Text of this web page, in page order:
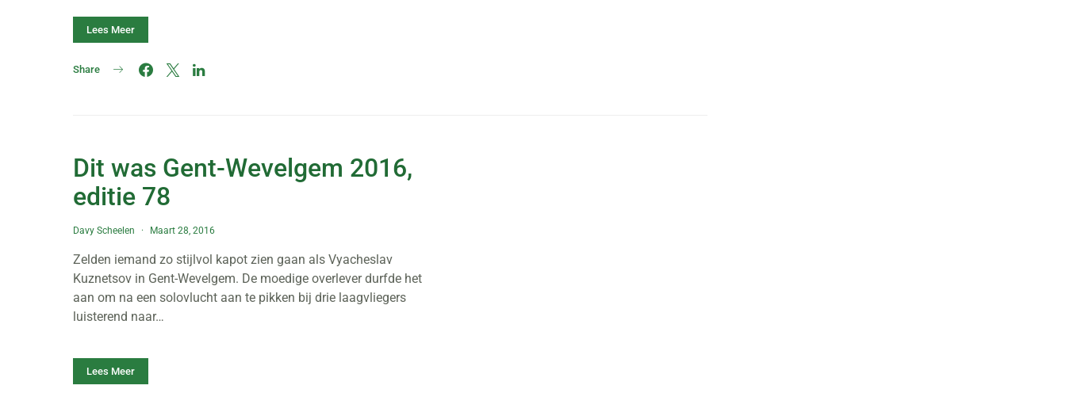
Lees Meer
Share
Dit was Gent-Wevelgem 2016,
editie 78
Davy Scheelen Maart 28, 2016
Zelden iemand zo stijlvol kapot zien gaan als Vyacheslav
Kuznetsov in Gent-Wevelgem. De moedige overlever durfde het
aan om na een solovlucht aan te pikken bij drie laagvliegers
luisterend naar…
Lees Meer